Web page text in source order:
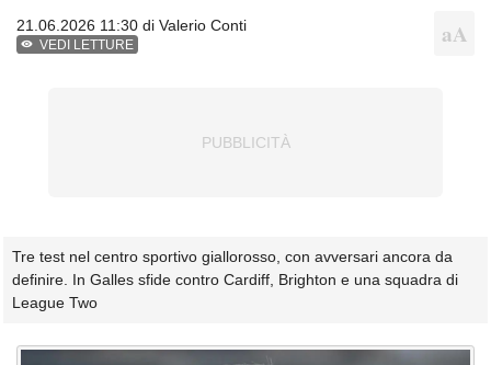
21.06.2026 11:30 di Valerio Conti
VEDI LETTURE
Tre test nel centro sportivo giallorosso, con avversari ancora da
definire. In Galles sfide contro Cardiff, Brighton e una squadra di
League Two